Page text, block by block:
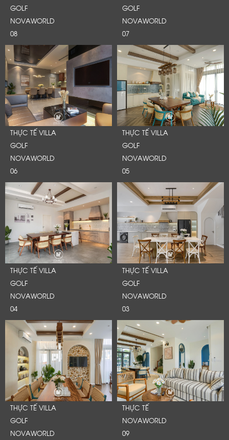
GOLF
NOVAWORLD
08
GOLF
NOVAWORLD
07
THỰC TẾ VILLA
GOLF
NOVAWORLD
06
THỰC TẾ VILLA
GOLF
NOVAWORLD
05
THỰC TẾ VILLA
GOLF
NOVAWORLD
04
THỰC TẾ VILLA
GOLF
NOVAWORLD
03
THỰC TẾ VILLA
GOLF
NOVAWORLD
THỰC TẾ
NOVAWORLD
09